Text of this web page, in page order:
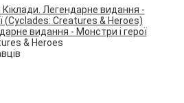
видання - Монстри і герої
& Heroes